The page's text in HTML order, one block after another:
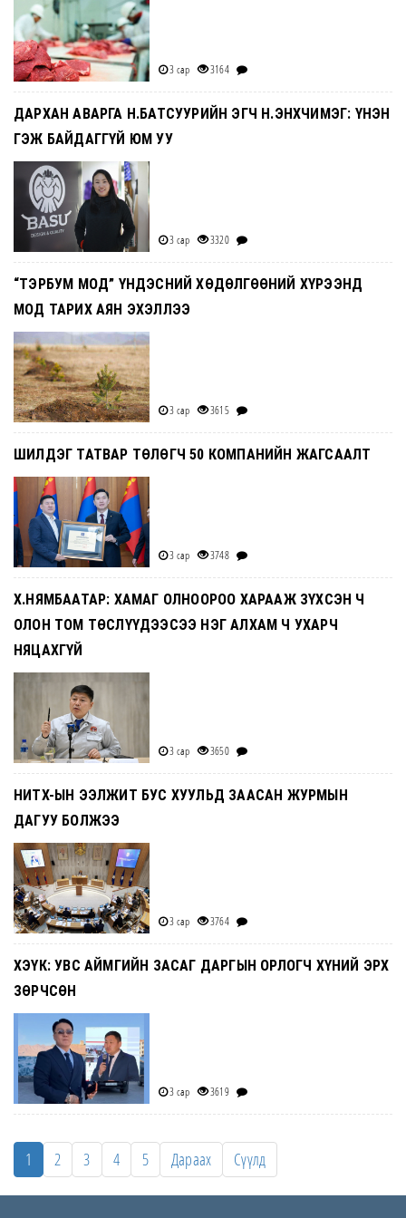
3 сар 3164
ДАРХАН АВАРГА Н.БАТСУУРИЙН ЭГЧ Н.ЭНХЧИМЭГ: ҮНЭН
ГЭЖ БАЙДАГГҮЙ ЮМ УУ
3 сар 3320
“ТЭРБУМ МОД” ҮНДЭСНИЙ ХӨДӨЛГӨӨНИЙ ХҮРЭЭНД
МОД ТАРИХ АЯН ЭХЭЛЛЭЭ
3 сар 3615
ШИЛДЭГ ТАТВАР ТӨЛӨГЧ 50 КОМПАНИЙН ЖАГСААЛТ
3 сар 3748
Х.НЯМБААТАР: ХАМАГ ОЛНООРОО ХАРААЖ ЗҮХСЭН Ч
ОЛОН ТОМ ТӨСЛҮҮДЭЭСЭЭ НЭГ АЛХАМ Ч УХАРЧ
НЯЦАХГҮЙ
3 сар 3650
НИТХ-ЫН ЭЭЛЖИТ БУС ХУУЛЬД ЗААСАН ЖУРМЫН
ДАГУУ БОЛЖЭЭ
3 сар 3764
ХЭҮК: УВС АЙМГИЙН ЗАСАГ ДАРГЫН ОРЛОГЧ ХҮНИЙ ЭРХ
ЗӨРЧСӨН
3 сар 3619
1 2 3 4 5 Дараах Сүүлд